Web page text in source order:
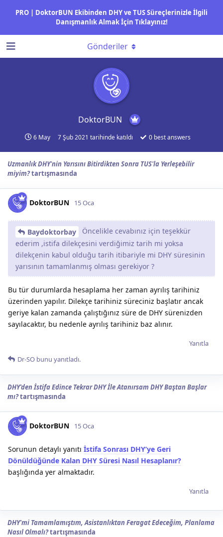
PRO | DoktorBUN Ekibinden DHY ve TUS Süreçlerinizle İlgili
Danışmanlık Almak İçin Tıklayınız!
DoktorBUN
6 May 7 Şub 2021 tarihinde katıldı 0 best answers
Gönderiler
Uzmanlık DHY'nin Yarısını Bitirdikten Sonra TUS'la Yerleşebilir
miyim?tartışmasında
DoktorBUN 15 Oca
Baydoktorbay
Öncelikle cevabınız için teşekkür
ederim ,istifa dilekçesini verdiğimiz tarih mi yoksa
dilekçenin kabul olduğu tarih itibariyle mi DHY süresinin
yarısının tamamlanmış olması gerekiyor ?
Bu tür durumlarda hesaplama her zaman ayrılış tarihiniz
üzerinden yapılır. Dilekçe tarihiniz süreciniz başlatır ancak
geriye kalan zamanda çalıştığınız süre de DHY sürenizden
sayılacaktır, bu nedenle ayrılış tarihiniz baz alınır.
Yanıtla
Dr-SO bunu yanıtladı.
DHY'den İstifa Edince Tekrar DHY İle Atanırsam DHY Baştan Başlar
mı?tartışmasında
DoktorBUN 15 Oca
Sorunun detaylı yanıtı İstifa Sonrası DHY’ye Geri
Dönüldüğünde Kalan DHY Süresi Nasıl Hesaplanır?
başlığında yer almaktadır.
Yanıtla
DHY'mi Tamamlamıştım, Asistanlıktan Feragat Edeceğim, Planlama
Nasıl Olmalı?tartışmasında